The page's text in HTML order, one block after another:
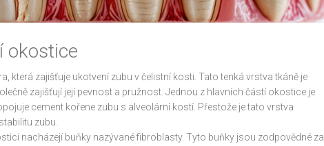
okostice
která zajišťuje ukotvení zubu v čelistní kosti. Tato tenká vrstva tkáně je
zajišťují její pevnost a pružnost. Jednou z hlavních částí okostice je
cement kořene zubu s alveolární kostí. Přestože je tato vrstva
zubu.
nacházejí buňky nazývané fibroblasty. Tyto buňky jsou zodpovědné za